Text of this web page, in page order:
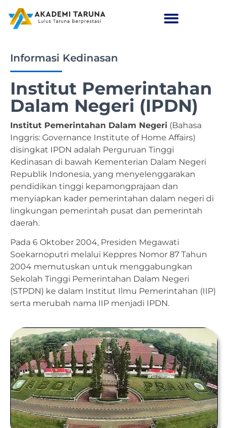
Informasi Kedinasan
Institut Pemerintahan
Dalam Negeri (IPDN)
Institut Pemerintahan Dalam Negeri (Bahasa
Inggris: Governance Institute of Home Affairs)
disingkat IPDN adalah Perguruan Tinggi
Kedinasan di bawah Kementerian Dalam Negeri
Republik Indonesia, yang menyelenggarakan
pendidikan tinggi kepamongprajaan dan
menyiapkan kader pemerintahan dalam negeri di
lingkungan pemerintah pusat dan pemerintah
daerah.
Pada 6 Oktober 2004, Presiden Megawati
Soekarnoputri melalui Keppres Nomor 87 Tahun
2004 memutuskan untuk menggabungkan
Sekolah Tinggi Pemerintahan Dalam Negeri
(STPDN) ke dalam Institut Ilmu Pemerintahan (IIP)
serta merubah nama IIP menjadi IPDN.